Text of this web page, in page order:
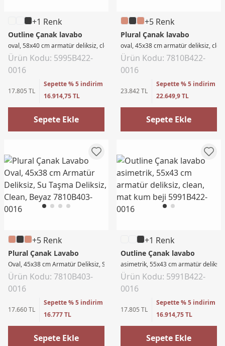
+1 Renk
Outline Çanak lavabo
oval, 58x40 cm armatür deliksiz, clean, mat kum beji
Ürün Kodu: 5995B422-
0016
17.805 TL
Sepette % 5 indirim
16.914,75 TL
Sepete Ekle
+5 Renk
Plural Çanak lavabo
oval, 45x38 cm armatür deliksiz,
Ürün Kodu: 7810B422-
0016
23.842 TL
Sepette % 5 indirim
22.649,9 TL
Sepete Ekle
+5 Renk
Plural Çanak Lavabo
Oval, 45x38 cm Armatür Deliksiz, Su Taşma Deliksiz, Clean, Beyaz
Ürün Kodu: 7810B403-
0016
17.660 TL
Sepette % 5 indirim
16.777 TL
Sepete Ekle
+1 Renk
Outline Çanak lavabo
asimetrik, 55x43 cm armatür
Ürün Kodu: 5991B422-
0016
17.805 TL
Sepette % 5 indirim
16.914,75 TL
Sepete Ekle